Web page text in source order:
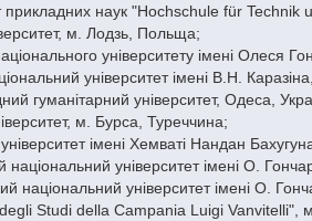
наук "Hochschule für Technik
м. Лодзь, Польща;
університету імені Олеся
університет імені В.Н.
гуманітарний університет, Одеса,
м. Бурса, Туреччина;
імені Хемваті Нандан
університет імені О.
університет імені О.
Studi della Campania Luigi Vanvitelli",